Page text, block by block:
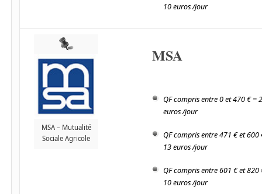
10 euros /jour
MSA – Mutualité
Sociale Agricole
MSA
QF compris entre 0 et 470 € =
euros /jour
QF compris entre 471 € et 600
13 euros /jour
QF compris entre 601 € et 820
10 euros /jour